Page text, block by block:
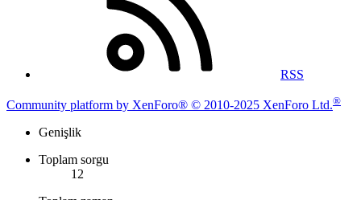
RSS
Community platform by XenForo® © 2010-2025 XenForo Ltd.®
Genişlik
Toplam sorgu
12